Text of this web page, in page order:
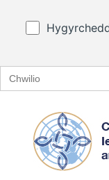
Search
for: